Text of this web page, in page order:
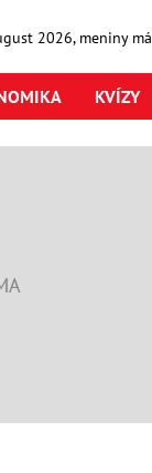
2026, meniny má
KVÍZY